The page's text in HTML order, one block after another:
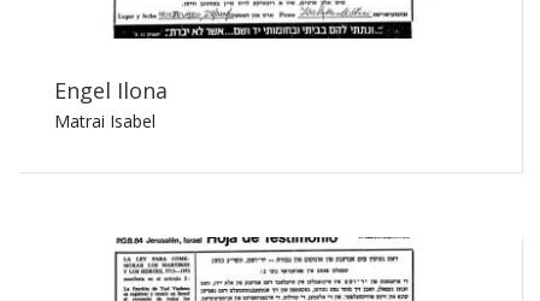
Engel Ilona
Matrai Isabel